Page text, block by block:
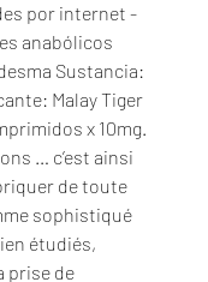
por internet -
anabólicos
Sustancia:
Malay Tiger
x 10mg.
… c’est ainsi
de toute
sophistiqué
étudiés,
prise de